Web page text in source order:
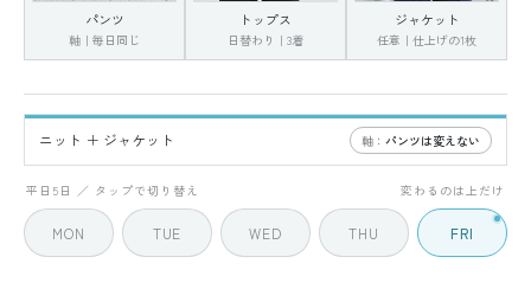
パンツ
軸｜毎日同じ
トップス
日替わり｜3着
ジャケット
任意｜仕上げの1枚
FRI 5 / 5
ニット ＋ ジャケット 軸： パンツは変えない
平日5日 ／ タップで切り替え 変わるのは上だけ
MON TUE WED THU FRI